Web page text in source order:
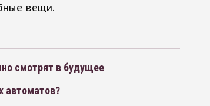
вещи.
смотрят в будущее
автоматов?